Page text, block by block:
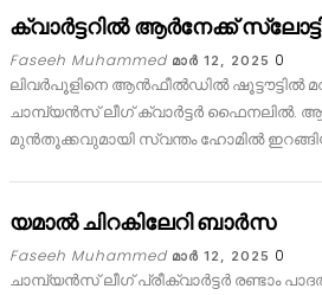
ക്വാർട്ടറിൽ ആർനേക്ക്
Faseeh Muhammed മാര്‍ 12, 2025 0
ലിവർപൂളിനെ ആൻഫീൽഡിൽ ഷൂട്ടൗട്ടിൽ
ചാമ്പ്യൻസ് ലീഗ് ക്വാർട്ടർ ഫൈനലിൽ.
മുൻതൂക്കവുമായി സ്വന്തം ഹോമിൽ
യമാൽ ചിറകിലേറി ബാർസ
Faseeh Muhammed മാര്‍ 12, 2025 0
ചാമ്പ്യൻസ് ലീഗ് പ്രീക്വാർട്ടർ രണ്ടാം